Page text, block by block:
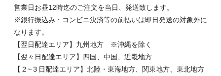
営業日お昼12時迄のご注文を当日、発送致します。
※銀行振込み・コンビニ決済等の前払いは即日発送の対象外に
なります。
【翌日配達エリア】九州地方 ※沖縄を除く
【翌々日配達エリア】四国、中国、近畿地方
【２~３日配達エリア】北陸・東海地方、関東地方、東北地方